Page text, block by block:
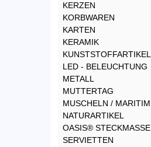
KERZEN
KORBWAREN
KARTEN
KERAMIK
KUNSTSTOFFARTIKEL
LED - BELEUCHTUNG
METALL
MUTTERTAG
MUSCHELN / MARITIM
NATURARTIKEL
OASIS® STECKMASSE
SERVIETTEN